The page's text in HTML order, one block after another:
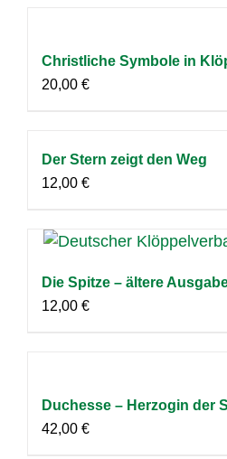
Christliche Symbole in
20,00 €
Der Stern zeigt den Weg
12,00 €
Die Spitze – ältere
12,00 €
Duchesse – Herzogin der
42,00 €